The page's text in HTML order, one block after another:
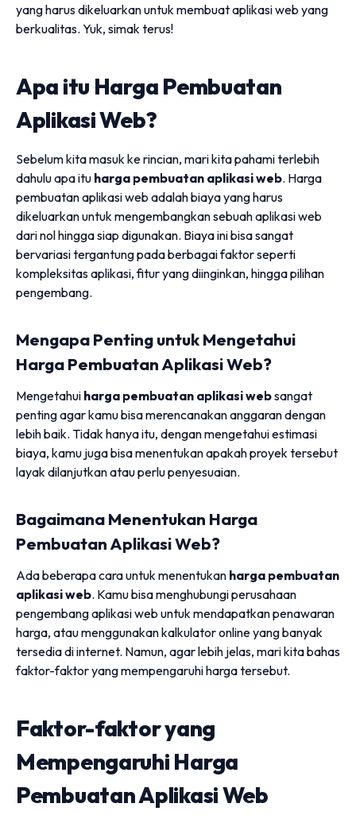
yang harus dikeluarkan untuk membuat aplikasi web yang
berkualitas. Yuk, simak terus!
Apa itu Harga Pembuatan
Aplikasi Web?
Sebelum kita masuk ke rincian, mari kita pahami terlebih
dahulu apa itu harga pembuatan aplikasi web. Harga
pembuatan aplikasi web adalah biaya yang harus
dikeluarkan untuk mengembangkan sebuah aplikasi web
dari nol hingga siap digunakan. Biaya ini bisa sangat
bervariasi tergantung pada berbagai faktor seperti
kompleksitas aplikasi, fitur yang diinginkan, hingga pilihan
pengembang.
Mengapa Penting untuk Mengetahui
Harga Pembuatan Aplikasi Web?
Mengetahui harga pembuatan aplikasi websangat
penting agar kamu bisa merencanakan anggaran dengan
lebih baik. Tidak hanya itu, dengan mengetahui estimasi
biaya, kamu juga bisa menentukan apakah proyek tersebut
layak dilanjutkan atau perlu penyesuaian.
Bagaimana Menentukan Harga
Pembuatan Aplikasi Web?
Ada beberapa cara untuk menentukan harga pembuatan
aplikasi web. Kamu bisa menghubungi perusahaan
pengembang aplikasi web untuk mendapatkan penawaran
harga, atau menggunakan kalkulator online yang banyak
tersedia di internet. Namun, agar lebih jelas, mari kita bahas
faktor-faktor yang mempengaruhi harga tersebut.
Faktor-faktor yang
Mempengaruhi Harga
Pembuatan Aplikasi Web